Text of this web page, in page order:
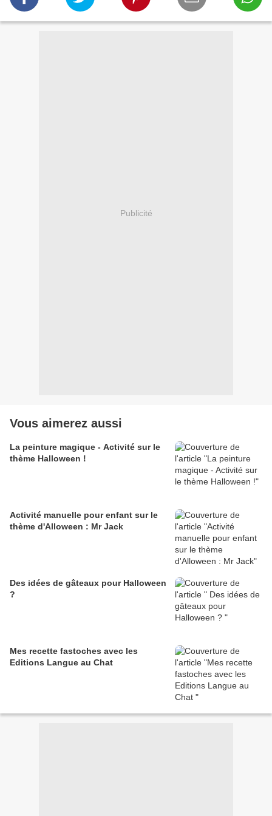
Publicité
Vous aimerez aussi
La peinture magique - Activité sur le
thème Halloween !
Activité manuelle pour enfant sur le
thème d'Alloween : Mr Jack
Des idées de gâteaux pour Halloween
?
Mes recette fastoches avec les
Editions Langue au Chat